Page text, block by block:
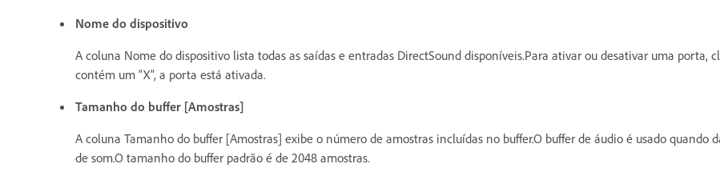
Nome do dispositivo
A coluna Nome do dispositivo lista todas as saídas e entradas DirectSound disponíveis.Para ativar ou desativar uma porta,
contém um “X”, a porta está ativada.
Tamanho do buffer [Amostras]
A coluna Tamanho do buffer [Amostras] exibe o número de amostras incluídas no buffer.O buffer de áudio é usado quando
de som.O tamanho do buffer padrão é de 2048 amostras.